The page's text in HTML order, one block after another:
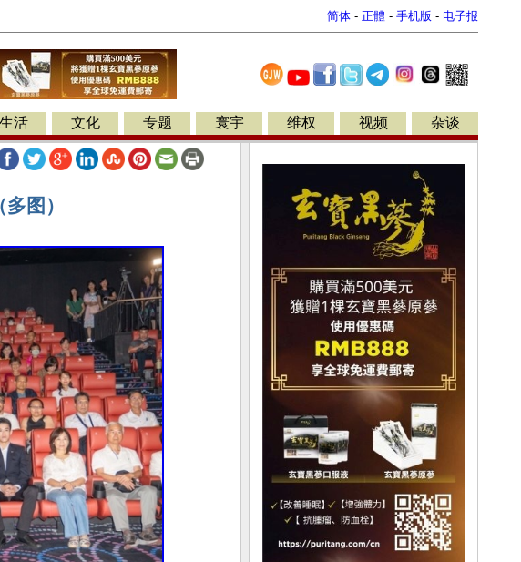
简体 - 正體 - 手机版 - 电子报
生活 文化 专题 寰宇 维权 视频 杂谈
图）